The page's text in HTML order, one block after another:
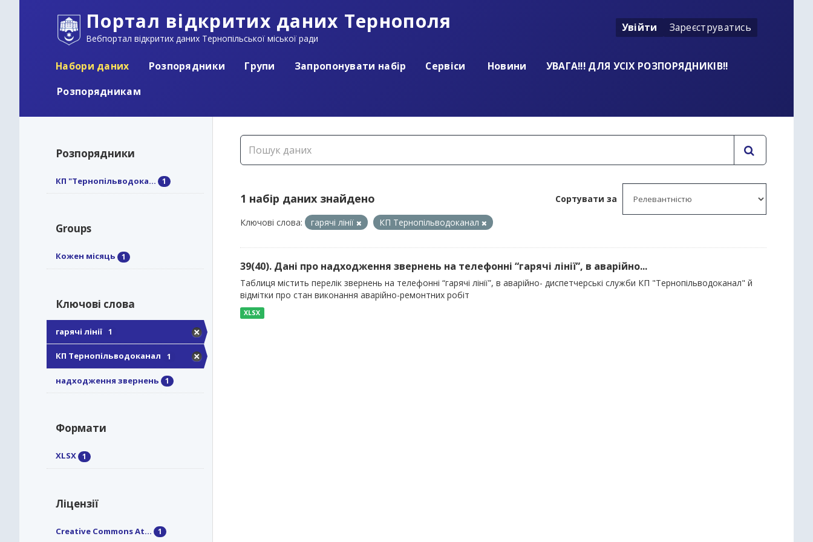
Портал відкритих даних Тернополя
Вебпортал відкритих даних Тернопільської міської ради
Увійти Зареєструватись
Набори даних Розпорядники Групи Запропонувати набір Сервіси Новини
УВАГА!!! ДЛЯ УСІХ РОЗПОРЯДНИКІВ!!
Розпорядникам
Розпорядники
КП "Тернопільводока... 1
Groups
Кожен місяць 1
Ключові слова
гарячі лінії 1
КП Тернопільводоканал 1
надходження звернень 1
Формати
XLSX 1
Ліцензії
Creative Commons At... 1
Сортувати за
1 набір даних знайдено
Ключові слова: гарячі лінії КП Тернопільводоканал
39(40). Дані про надходження звернень на телефонні “гарячі лінії”, в аварійно...
Таблиця містить перелік звернень на телефонні “гарячі лінії”, в аварійно- диспетчерські служби КП "Тернопільводоканал" й
відмітки про стан виконання аварійно-ремонтних робіт
XLSX